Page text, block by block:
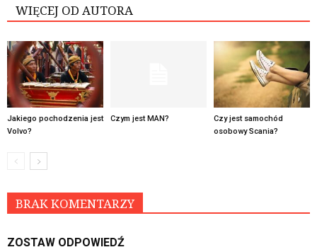
WIĘCEJ OD AUTORA
Jakiego pochodzenia jest
Volvo?
Czym jest MAN?
Czy jest samochód
osobowy Scania?
BRAK KOMENTARZY
ZOSTAW ODPOWIEDŹ